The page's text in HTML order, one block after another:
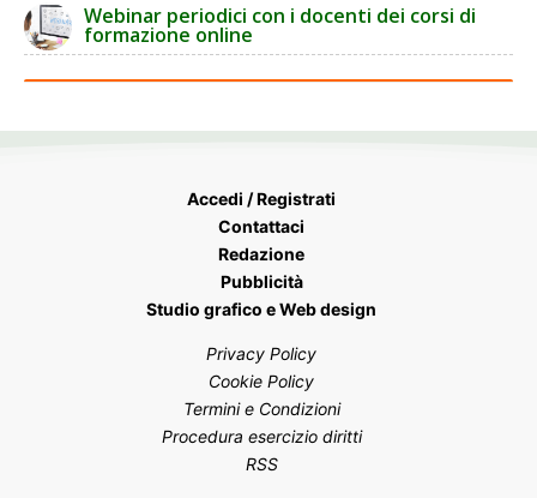
Webinar periodici con i docenti dei corsi di
formazione online
Accedi / Registrati
Contattaci
Redazione
Pubblicità
Studio grafico e Web design
Privacy Policy
Cookie Policy
Termini e Condizioni
Procedura esercizio diritti
RSS